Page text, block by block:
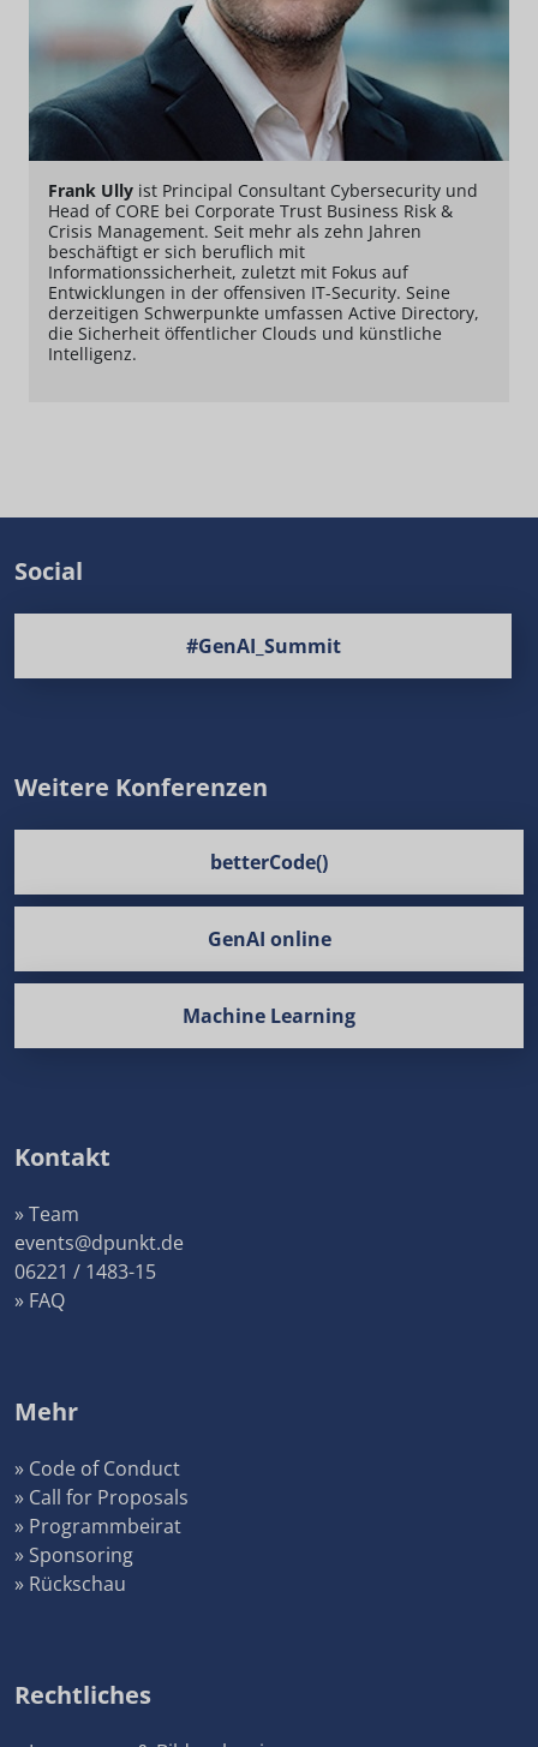
Frank Ully ist Principal Consultant Cybersecurity und
Head of CORE bei Corporate Trust Business Risk &
Crisis Management. Seit mehr als zehn Jahren
beschäftigt er sich beruflich mit
Informationssicherheit, zuletzt mit Fokus auf
Entwicklungen in der offensiven IT-Security. Seine
derzeitigen Schwerpunkte umfassen Active Directory,
die Sicherheit öffentlicher Clouds und künstliche
Intelligenz.
Social
#GenAI_Summit
Weitere Konferenzen
betterCode()
GenAI online
Machine Learning
Kontakt
» Team
events@dpunkt.de
06221 / 1483-15
» FAQ
Mehr
» Code of Conduct
» Call for Proposals
» Programmbeirat
» Sponsoring
» Rückschau
Rechtliches